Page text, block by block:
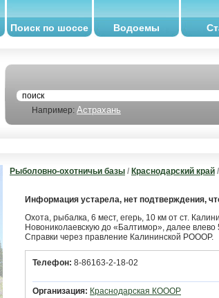
Поиск по шоссе Водоемы
Например: Астрахань
Рыболовно-охотничьи базы / Краснодарский край
Информация устарела, нет подтверждения,
Охота, рыбалка, 6 мест, егерь, 10 км от ст.
Новониколаевскую до «Балтимор», далее влево
Справки через правление Калининской РОООР.
Телефон: 8-86163-2-18-02
Организация: Краснодарская КОООР